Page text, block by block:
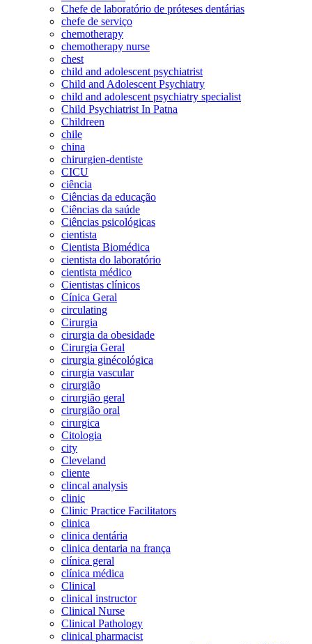
Chefe de laboratório de próteses dentárias
chefe de serviço
chemotherapy
chemotherapy nurse
chest
child and adolescent psychiatrist
Child and Adolescent Psychiatry
child and adolescent psychiatry specialist
Child Psychiatrist In Patna
Childreen
chile
china
chirurgien-dentiste
CICU
ciência
Ciências da educação
Ciências da saúde
Ciências psicológicas
cientista
Cientista Biomédica
cientista do laboratório
cientista médico
Cientistas clínicos
Cínica Geral
circulating
Cirurgia
cirurgia da obesidade
Cirurgia Geral
cirurgia ginécológica
cirurgia vascular
cirurgião
cirurgião geral
cirurgião oral
cirurgica
Citologia
city
Cleveland
cliente
clincal analysis
clinic
Clinic Practice Facilitators
clinica
clinica dentária
clinica dentaria na frança
clínica geral
clínica médica
Clinical
clinical instructor
Clinical Nurse
Clinical Pathology
clinical pharmacist